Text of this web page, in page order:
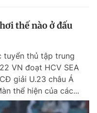
thế nào ở đấu
tuyển thủ tập trung
VN đoạt HCV SEA
giải U.23 châu Á
thể hiện của các...